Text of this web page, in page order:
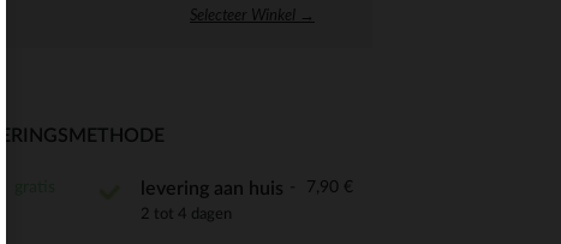
Selecteer Winkel →
levering aan huis 7,90 €
2 tot 4 dagen